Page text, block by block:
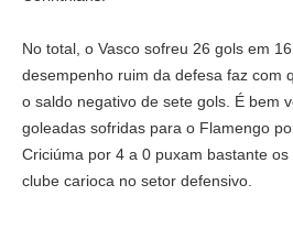
No total, o Vasco sofreu 26 gols em
desempenho ruim da defesa faz com
o saldo negativo de sete gols. É bem
goleadas sofridas para o Flamengo
Criciúma por 4 a 0 puxam bastante
clube carioca no setor defensivo.